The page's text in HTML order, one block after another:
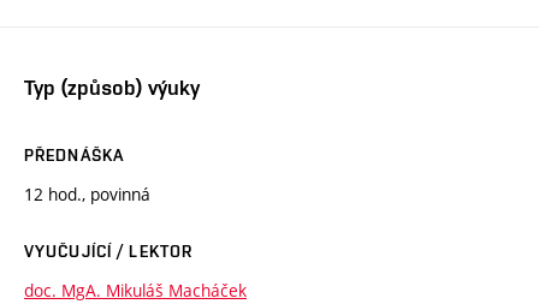
Typ (způsob) výuky
PŘEDNÁŠKA
12 hod., povinná
VYUČUJÍCÍ / LEKTOR
doc. MgA. Mikuláš Macháček